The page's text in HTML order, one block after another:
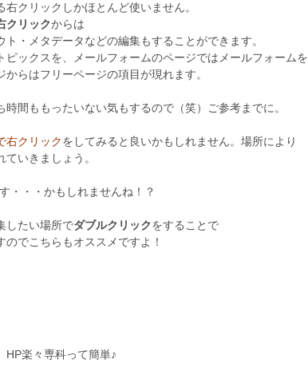
クリックしかほとんど使いません。
クリックからは
・メタデータなどの編集もすることができます。
ックスを、メールフォームのページではメールフォームを
らはフリーページの項目が現れます。
間ももったいない気もするので（笑）ご参考までに。
右クリックをしてみると良いかもしれません。場所により
いきましょう。
・・・かもしれませんね！？
したい場所でダブルクリックをすることで
のでこちらもオススメですよ！
HP楽々専科って簡単♪